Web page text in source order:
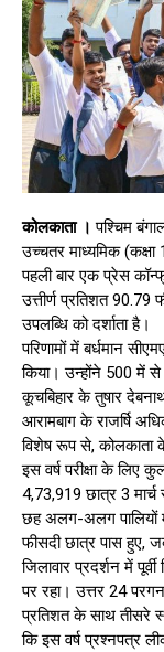
कोलकाता । पश्चिम
उच्चतर माध्यमिक (कक्षा
पहली बार एक प्रेस
उत्तीर्ण प्रतिशत 90.79
उपलब्धि को दर्शाता है।
परिणामों में बर्धमान
किया। उन्होंने 500 में
कूचबिहार के तुषार
आरामबाग के राजर्षि
विशेष रूप से, कोलकाता
इस वर्ष परीक्षा के लिए
4,73,919 छात्र 3 मार्च
छह अलग-अलग पालियों
फीसदी छात्र पास हुए,
जिलावार प्रदर्शन में
पर रहा। उत्तर 24
प्रतिशत के साथ तीसरे
कि इस वर्ष प्रश्नपत्र